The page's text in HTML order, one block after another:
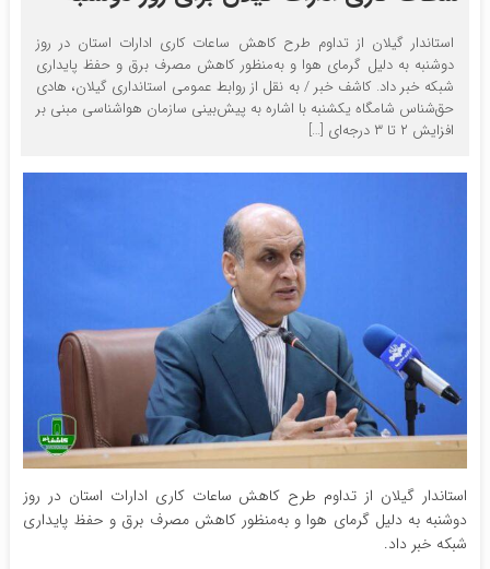
استاندار گیلان از تداوم طرح کاهش ساعات کاری ادارات استان در روز
دوشنبه به دلیل گرمای هوا و به‌منظور کاهش مصرف برق و حفظ پایداری
شبکه خبر داد. کاشف خبر / به نقل از روابط عمومی استانداری گیلان، هادی
حق‌شناس شامگاه یکشنبه با اشاره به پیش‌بینی سازمان هواشناسی مبنی بر
افزایش ۲ تا ۳ درجه‌ای […]
استاندار گیلان از تداوم طرح کاهش ساعات کاری ادارات استان در روز
دوشنبه به دلیل گرمای هوا و به‌منظور کاهش مصرف برق و حفظ پایداری
شبکه خبر داد.